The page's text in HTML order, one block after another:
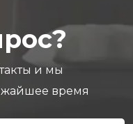
и мы
время